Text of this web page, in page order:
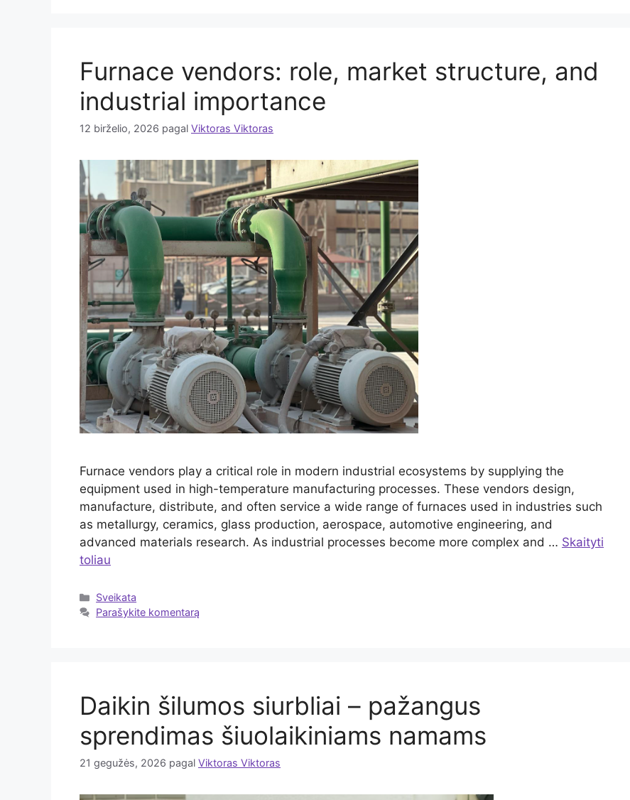
Furnace vendors: role, market structure, and
industrial importance
12 birželio, 2026 pagal Viktoras Viktoras
Furnace vendors play a critical role in modern industrial ecosystems by supplying the
equipment used in high-temperature manufacturing processes. These vendors design,
manufacture, distribute, and often service a wide range of furnaces used in industries such
as metallurgy, ceramics, glass production, aerospace, automotive engineering, and
advanced materials research. As industrial processes become more complex and … Skaityti
toliau
Kategorijos
Sveikata
Parašykite komentarą
Daikin šilumos siurbliai – pažangus
sprendimas šiuolaikiniams namams
21 gegužės, 2026 pagal Viktoras Viktoras